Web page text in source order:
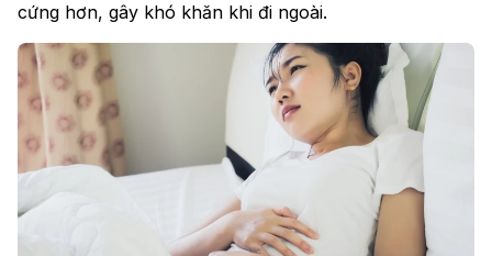
cứng hơn, gây khó khăn khi đi ngoài.